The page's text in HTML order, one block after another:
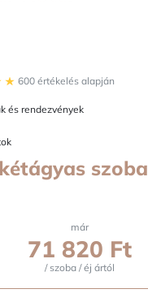
600 értékelés alapján
és rendezvények
szoba
már
71 820 Ft
/ szoba / éj ártól